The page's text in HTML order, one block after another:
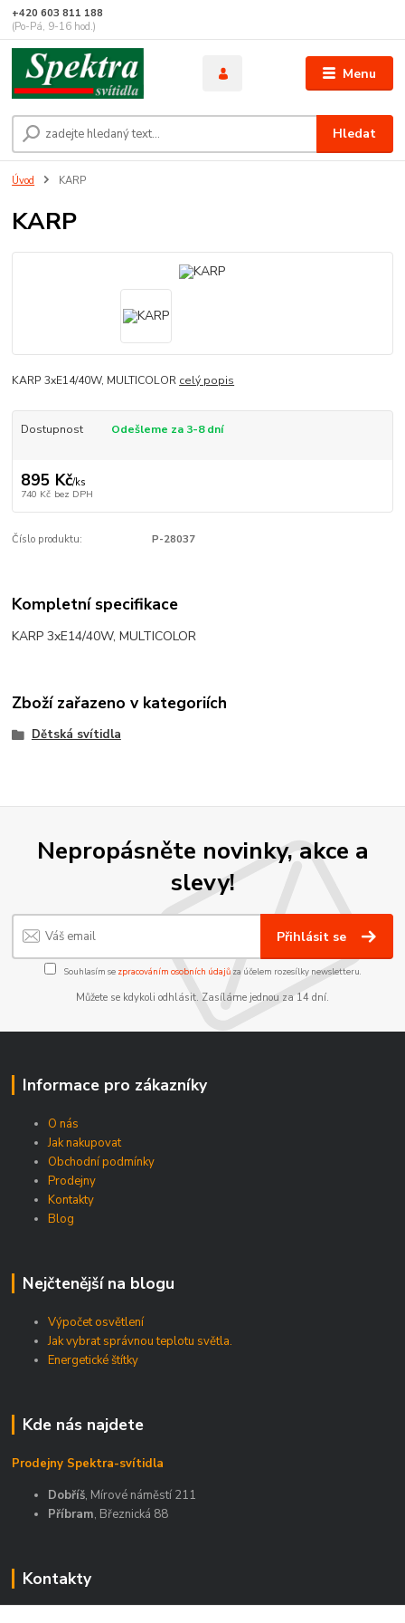
Menu
Hledat
+420 603 811 188
(Po-Pá, 9-16 hod.)
Úvod KARP
KARP
KARP 3xE14/40W, MULTICOLOR celý popis
Dostupnost Odešleme za 3-8 dní
895 Kč/ks
740 Kč bez DPH
Číslo produktu: P-28037
Kompletní specifikace
KARP 3xE14/40W, MULTICOLOR
Zboží zařazeno v kategoriích
Dětská svítidla
Nepropásněte novinky, akce a
slevy!
Přihlásit se
Souhlasím se zpracováním osobních údajůza účelem rozesílky newsletteru.
Můžete se kdykoli odhlásit. Zasíláme jednou za 14 dní.
Informace pro zákazníky
O nás
Jak nakupovat
Obchodní podmínky
Prodejny
Kontakty
Blog
Nejčtenější na blogu
Výpočet osvětlení
Jak vybrat správnou teplotu světla.
Energetické štítky
Kde nás najdete
Prodejny Spektra-svítidla
Dobříš, Mírové náměstí 211
Příbram, Březnická 88
Kontakty